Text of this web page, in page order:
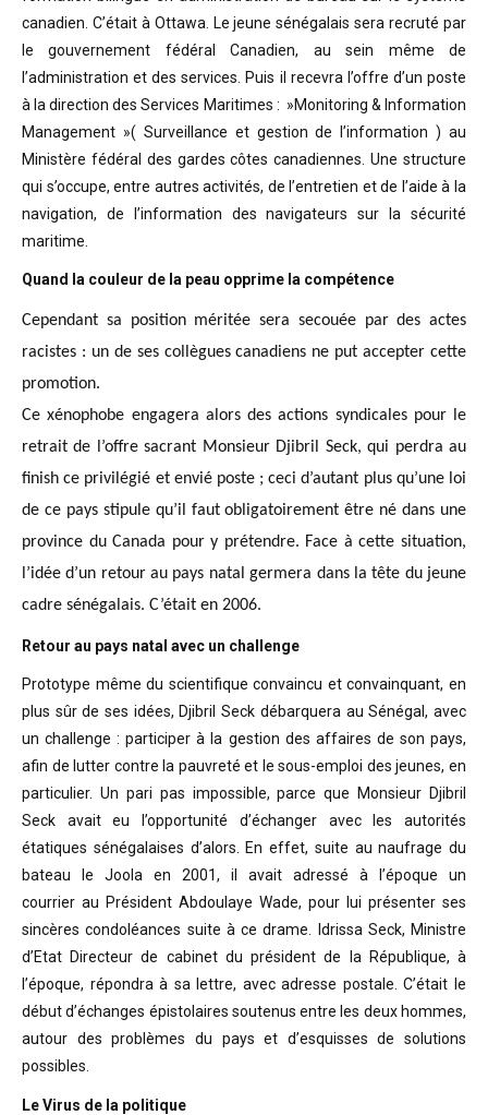
canadien. C’était à Ottawa. Le jeune sénégalais sera recruté par
le gouvernement fédéral Canadien, au sein même de
l’administration et des services. Puis il recevra l’offre d’un poste
à la direction des Services Maritimes : »Monitoring & Information
Management »( Surveillance et gestion de l’information ) au
Ministère fédéral des gardes côtes canadiennes. Une structure
qui s’occupe, entre autres activités, de l’entretien et de l’aide à la
navigation, de l’information des navigateurs sur la sécurité
maritime.
Quand la couleur de la peau opprime la compétence
Cependant sa position méritée sera secouée par des actes
racistes : un de ses collègues canadiens ne put accepter cette
promotion.
Ce xénophobe engagera alors des actions syndicales pour le
retrait de l’offre sacrant Monsieur Djibril Seck, qui perdra au
finish ce privilégié et envié poste ; ceci d’autant plus qu’une loi
de ce pays stipule qu’il faut obligatoirement être né dans une
province du Canada pour y prétendre. Face à cette situation,
l’idée d’un retour au pays natal germera dans la tête du jeune
cadre sénégalais. C’était en 2006.
Retour au pays natal avec un challenge
Prototype même du scientifique convaincu et convainquant, en
plus sûr de ses idées, Djibril Seck débarquera au Sénégal, avec
un challenge : participer à la gestion des affaires de son pays,
afin de lutter contre la pauvreté et le sous-emploi des jeunes, en
particulier. Un pari pas impossible, parce que Monsieur Djibril
Seck avait eu l’opportunité d’échanger avec les autorités
étatiques sénégalaises d’alors. En effet, suite au naufrage du
bateau le Joola en 2001, il avait adressé à l’époque un
courrier au Président Abdoulaye Wade, pour lui présenter ses
sincères condoléances suite à ce drame. Idrissa Seck, Ministre
d’Etat Directeur de cabinet du président de
la République, à
l’époque, répondra à sa lettre, avec adresse postale. C’était le
début d’échanges épistolaires soutenus entre les deux hommes,
autour des problèmes du pays et d’esquisses de solutions
possibles.
Le Virus de la politique